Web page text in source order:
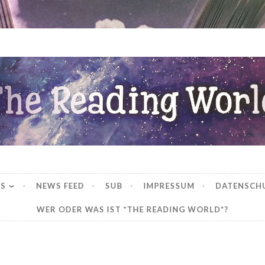
World
NEWS FEED SUB IMPRESSUM
WER ODER WAS IST *THE READING WORLD*?